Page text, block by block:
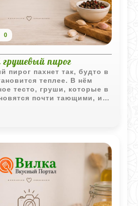
0
пирог
пирог пахнет так, будто в
теплее. В нём
тесто, груши, которые в
почти тающими, и
аромат, от которого
Пирог выходит
на стол, когда
но всё же с